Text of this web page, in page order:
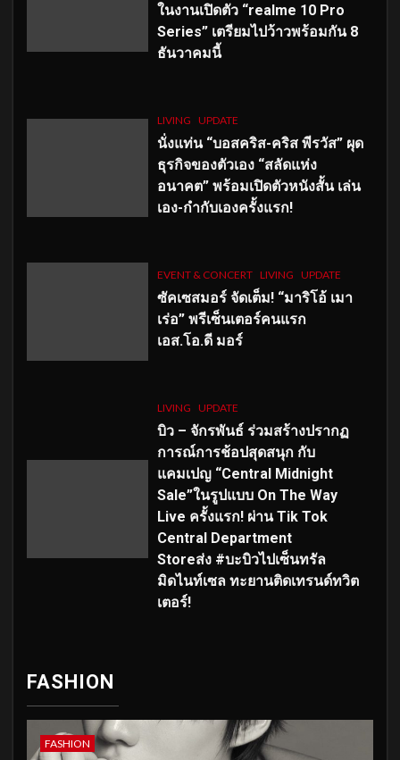
ในงานเปิดตัว “realme 10 Pro
Series” เตรียมไปว้าวพร้อมกัน 8
ธันวาคมนี้
LIVING UPDATE
นั่งแท่น “บอสคริส-คริส พีรวัส” ผุด
ธุรกิจของตัวเอง “สลัดแห่ง
อนาคต” พร้อมเปิดตัวหนังสั้น เล่น
เอง-กำกับเองครั้งแรก!
EVENT & CONCERT LIVING UPDATE
ซัคเซสมอร์ จัดเต็ม! “มาริโอ้ เมา
เร่อ” พรีเซ็นเตอร์คนแรก
เอส.โอ.ดี มอร์
LIVING UPDATE
บิว – จักรพันธ์ ร่วมสร้างปรากฏ
การณ์การช้อปสุดสนุก กับ
แคมเปญ “Central Midnight
Sale”ในรูปแบบ On The Way
Live ครั้งแรก! ผ่าน Tik Tok
Central Department
Storeส่ง #บะบิวไปเซ็นทรัล
มิดไนท์เซล ทะยานติดเทรนด์ทวิต
เตอร์!
FASHION
FASHION